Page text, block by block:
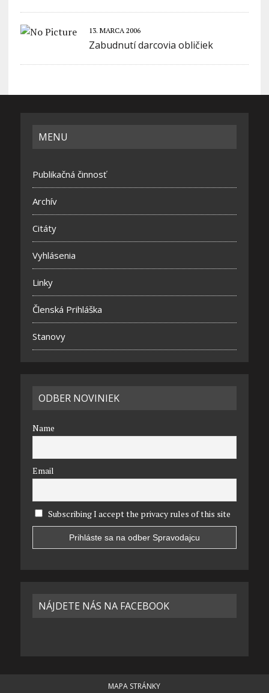
13. MARCA 2006
Zabudnutí darcovia obličiek
MENU
Publikačná činnosť
Archív
Citáty
Vyhlásenia
Linky
Členská Prihláška
Stanovy
ODBER NOVINIEK
Name
Email
Subscribing I accept the privacy rules of this site
NÁJDETE NÁS NA FACEBOOK
MAPA STRÁNKY